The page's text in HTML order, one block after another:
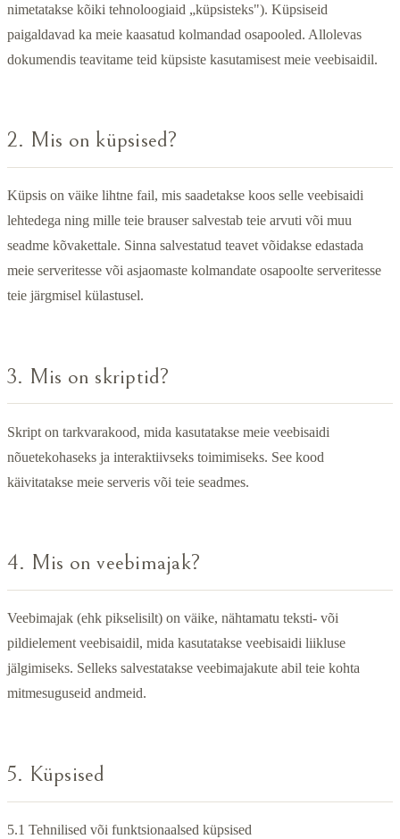
nimetatakse kõiki tehnoloogiaid „küpsisteks"). Küpsiseid
paigaldavad ka meie kaasatud kolmandad osapooled. Allolevas
dokumendis teavitame teid küpsiste kasutamisest meie veebisaidil.
2. Mis on küpsised?
Küpsis on väike lihtne fail, mis saadetakse koos selle veebisaidi
lehtedega ning mille teie brauser salvestab teie arvuti või muu
seadme kõvakettale. Sinna salvestatud teavet võidakse edastada
meie serveritesse või asjaomaste kolmandate osapoolte serveritesse
teie järgmisel külastusel.
3. Mis on skriptid?
Skript on tarkvarakood, mida kasutatakse meie veebisaidi
nõuetekohaseks ja interaktiivseks toimimiseks. See kood
käivitatakse meie serveris või teie seadmes.
4. Mis on veebimajak?
Veebimajak (ehk pikselisilt) on väike, nähtamatu teksti- või
pildielement veebisaidil, mida kasutatakse veebisaidi liikluse
jälgimiseks. Selleks salvestatakse veebimajakute abil teie kohta
mitmesuguseid andmeid.
5. Küpsised
5.1 Tehnilised või funktsionaalsed küpsised